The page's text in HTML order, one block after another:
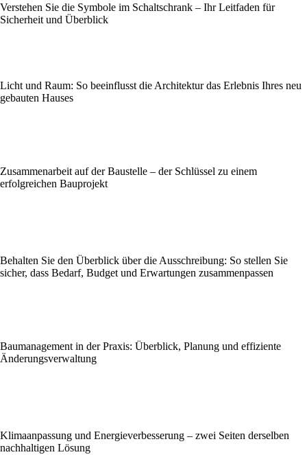
Verstehen Sie die Symbole im Schaltschrank – Ihr Leitfaden für
Sicherheit und Überblick
Licht und Raum: So beeinflusst die Architektur das Erlebnis Ihres neu
gebauten Hauses
Zusammenarbeit auf der Baustelle – der Schlüssel zu einem
erfolgreichen Bauprojekt
Behalten Sie den Überblick über die Ausschreibung: So stellen Sie
sicher, dass Bedarf, Budget und Erwartungen zusammenpassen
Baumanagement in der Praxis: Überblick, Planung und effiziente
Änderungsverwaltung
Klimaanpassung und Energieverbesserung – zwei Seiten derselben
nachhaltigen Lösung